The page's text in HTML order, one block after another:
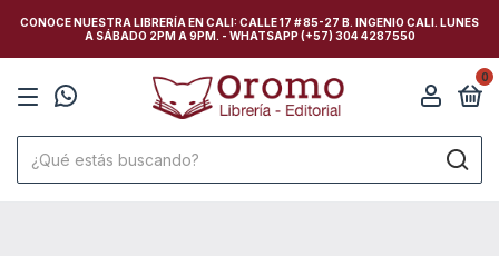
CONOCE NUESTRA LIBRERÍA EN CALI: CALLE 17 # 85-27 B. INGENIO CALI. LUNES
A SÁBADO 2PM A 9PM. - WHATSAPP (+57) 304 4287550
0